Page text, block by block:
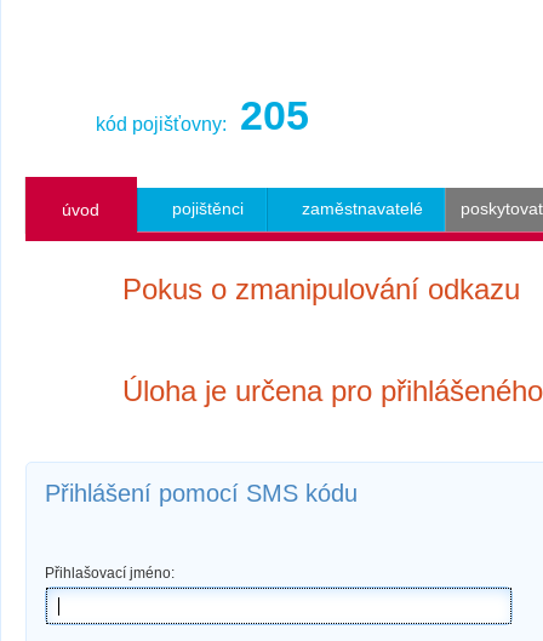
kód pojišťovny: 205
úvod pojištěnci zaměstnavatelé
Pokus o zmanipulování odkazu
Úloha je určena pro
Přihlášení pomocí SMS kódu
Přihlašovací jméno: